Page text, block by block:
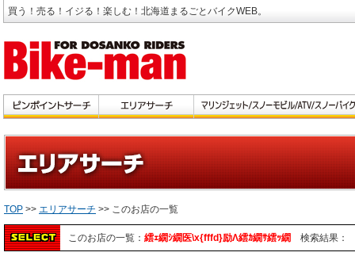
買う！売る！イジる！楽しむ！北海道まるごとバイクWEB。
TOP >> エリアサーチ >> このお店の一覧
このお店の一覧： 繧ｪ繝ｼ繝医\x{fffd}励Λ繧ｶ繝ｻ繧ｯ繝 検索結果：